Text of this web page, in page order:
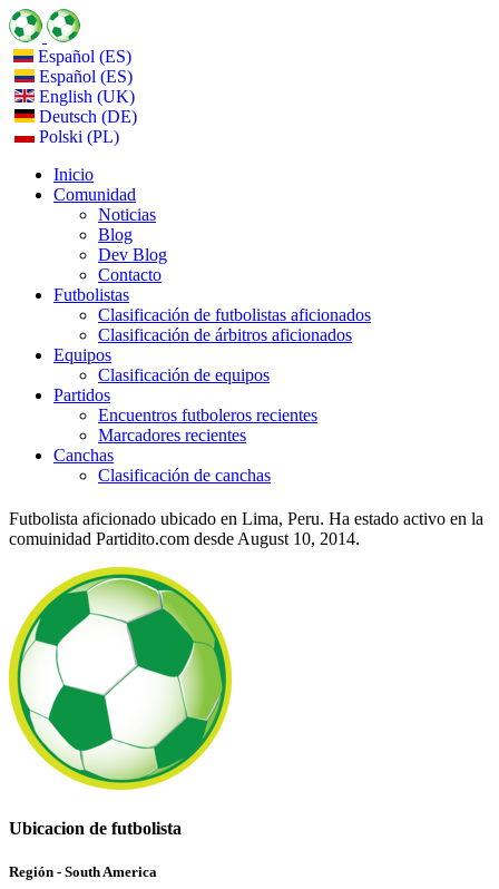
Español (ES)
Español (ES)
English (UK)
Deutsch (DE)
Polski (PL)
Inicio
Comunidad
Noticias
Blog
Dev Blog
Contacto
Futbolistas
Clasificación de futbolistas aficionados
Clasificación de árbitros aficionados
Equipos
Clasificación de equipos
Partidos
Encuentros futboleros recientes
Marcadores recientes
Canchas
Clasificación de canchas
Futbolista aficionado ubicado en Lima, Peru. Ha estado activo en la
comuinidad Partidito.com desde August 10, 2014.
Ubicacion de futbolista
Región - South America